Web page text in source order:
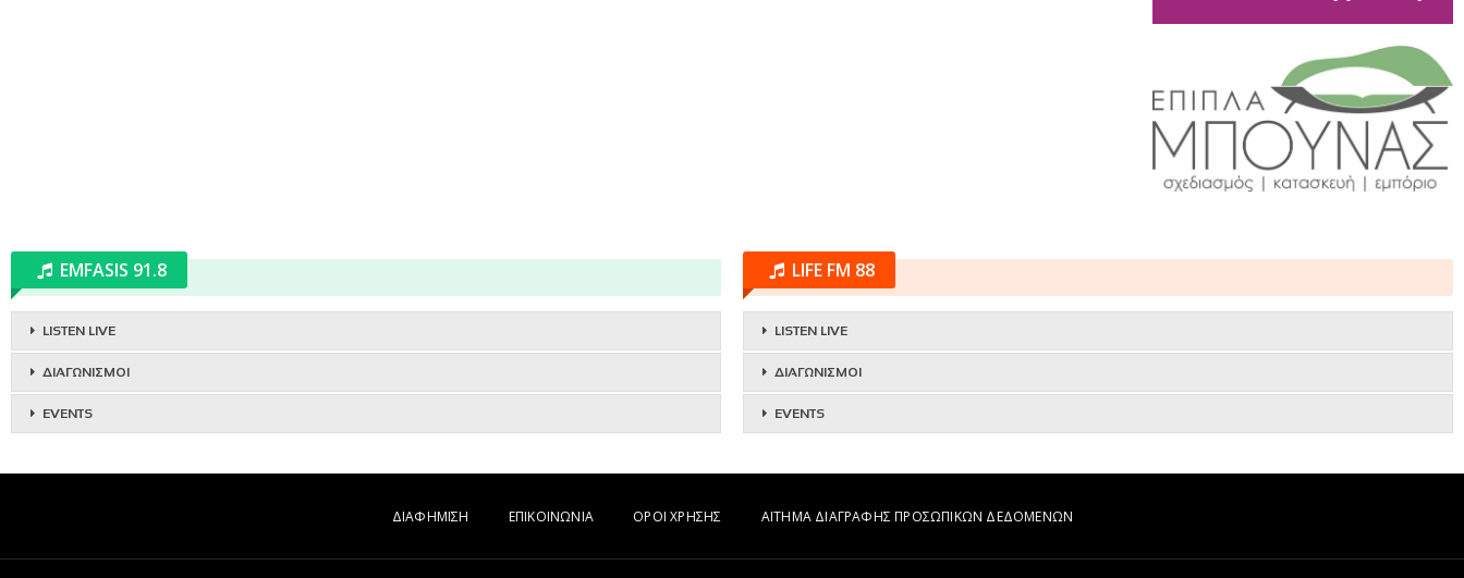
EMFASIS 91.8
LISTEN LIVE
ΔΙΑΓΩΝΙΣΜΟΙ
EVENTS
LIFE FM 88
LISTEN LIVE
ΔΙΑΓΩΝΙΣΜΟΙ
EVENTS
ΔΙΑΦΗΜΙΣΗ ΕΠΙΚΟΙΝΩΝΙΑ ΟΡΟΙ ΧΡΗΣΗΣ ΑΙΤΗΜΑ ΔΙΑΓΡΑΦΗΣ ΠΡΟΣΩΠΙΚΩΝ ΔΕΔΟΜΕΝΩΝ